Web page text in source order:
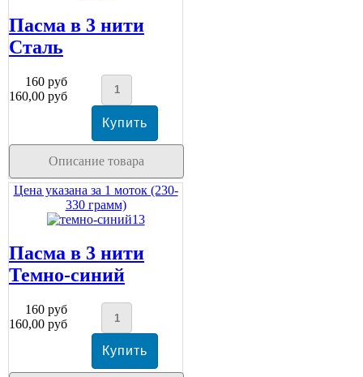
Пасма в 3 нити
Сталь
160 руб
160,00 руб
Описание товара
Цена указана за 1 моток (230-
330 грамм)
Пасма в 3 нити
Темно-синий
160 руб
160,00 руб